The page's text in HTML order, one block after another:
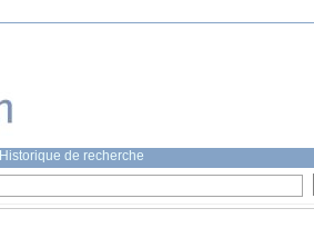
Historique de recherche